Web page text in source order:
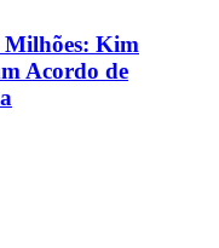
Milhões: Kim
Acordo de